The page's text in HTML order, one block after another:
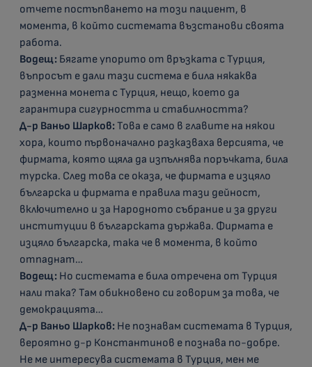
отчете постъпването на този пациент, в
момента, в който системата възстанови своята
работа.
Водещ: Бягате упорито от връзката с Турция,
въпросът е дали тази система е била някаква
разменна монета с Турция, нещо, което да
гарантира сигурността и стабилността?
Д-р Ваньо Шарков:Това е само в главите на някои
хора, които първоначално разказваха версията, че
фирмата, която щяла да изпълнява поръчката, била
турска. След това се оказа, че фирмата е изцяло
българска и фирмата е правила тази дейност,
включително и за Народното събрание и за други
институции в българската държава. Фирмата е
изцяло българска, така че в момента, в който
отпаднат…
Водещ: Но системата е била отречена от Турция
нали така? Там обикновено си говорим за това, че
демокрацията…
Д-р Ваньо Шарков: Не познавам системата в Турция,
вероятно д-р Константинов е познава по-добре.
Не ме интересува системата в Турция, мен ме